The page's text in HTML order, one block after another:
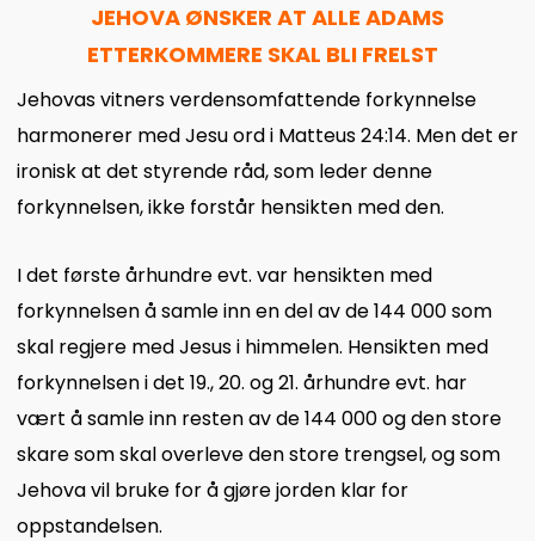
JEHOVA ØNSKER AT ALLE ADAMS
ETTERKOMMERE SKAL BLI FRELST
Jehovas vitners verdensomfattende forkynnelse
harmonerer med Jesu ord i Matteus 24:14. Men det er
ironisk at det styrende råd, som leder denne
forkynnelsen, ikke forstår hensikten med den.
I det første århundre evt. var hensikten med
forkynnelsen å samle inn en del av de 144 000 som
skal regjere med Jesus i himmelen. Hensikten med
forkynnelsen i det 19., 20. og 21. århundre evt. har
vært å samle inn resten av de 144 000 og den store
skare som skal overleve den store trengsel, og som
Jehova vil bruke for å gjøre jorden klar for
oppstandelsen.